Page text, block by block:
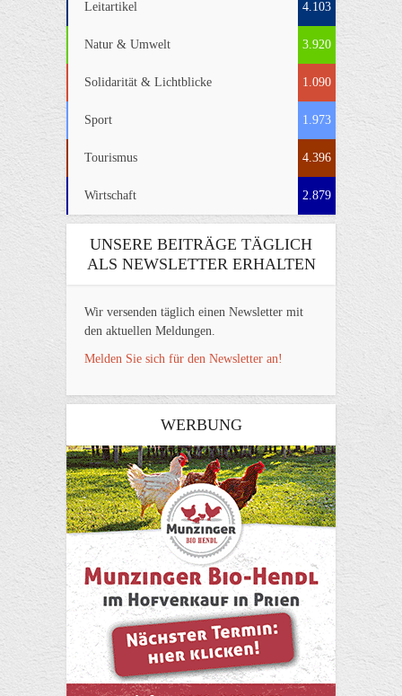
Leitartikel 4.103
Natur & Umwelt 3.920
Solidarität & Lichtblicke 1.090
Sport 1.973
Tourismus 4.396
Wirtschaft 2.879
UNSERE BEITRÄGE TÄGLICH
ALS NEWSLETTER ERHALTEN
Wir versenden täglich einen Newsletter mit
den aktuellen Meldungen.
Melden Sie sich für den Newsletter an!
WERBUNG